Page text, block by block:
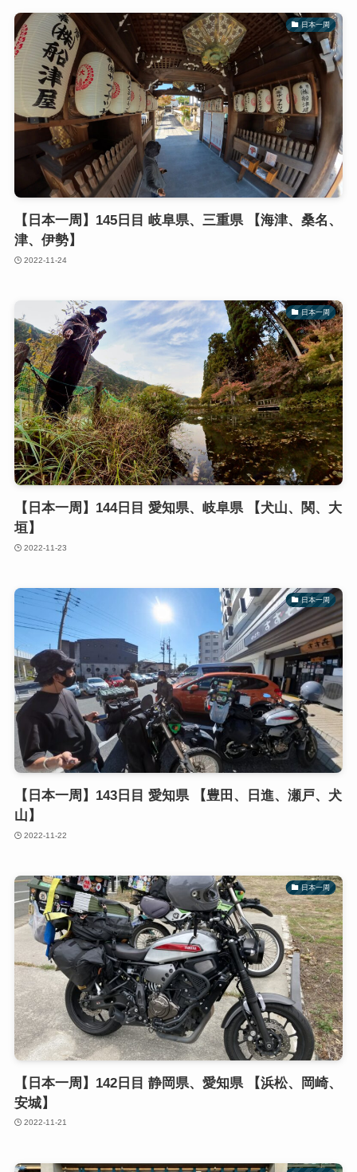
日本一周
【日本一周】145日目 岐阜県、三重県 【海津、桑名、
津、伊勢】
2022-11-24
日本一周
【日本一周】144日目 愛知県、岐阜県 【犬山、関、大
垣】
2022-11-23
日本一周
【日本一周】143日目 愛知県 【豊田、日進、瀬戸、犬
山】
2022-11-22
日本一周
【日本一周】142日目 静岡県、愛知県 【浜松、岡崎、
安城】
2022-11-21